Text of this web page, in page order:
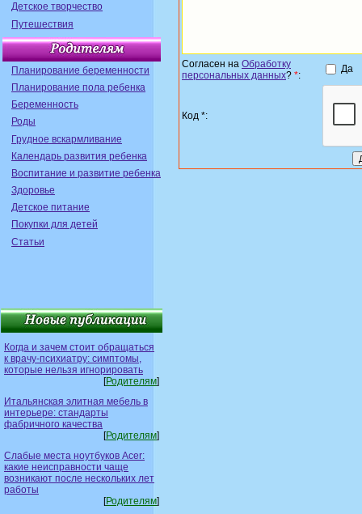
Детское творчество
Путешествия
Планирование беременности
Планирование пола ребенка
Беременность
Роды
Грудное вскармливание
Календарь развития ребенка
Воспитание и развитие ребенка
Здоровье
Детское питание
Покупки для детей
Статьи
Когда и зачем стоит обращаться
к врачу-психиатру: симптомы,
которые нельзя игнорировать
[Родителям]
Итальянская элитная мебель в
интерьере: стандарты
фабричного качества
[Родителям]
Слабые места ноутбуков Acer:
какие неисправности чаще
возникают после нескольких лет
работы
[Родителям]
Согласен на Обработку
персональных данных? *:
Да
Код *: